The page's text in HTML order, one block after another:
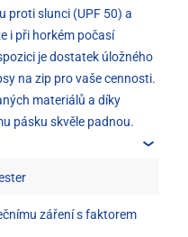
proti slunci (UPF 50) a
i při horkém počasí
je dostatek úložného
na zip pro vaše cennosti.
materiálů a díky
pásku skvěle padnou.
záření s faktorem